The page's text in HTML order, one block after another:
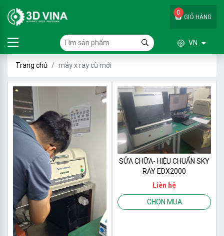
GIỎ HÀNG
0
VN
Trang chủ máy x ray cũ mới
SỬA CHỮA- HIỆU CHUẨN SKY
RAY EDX2000
Liên hệ
CHỌN MUA